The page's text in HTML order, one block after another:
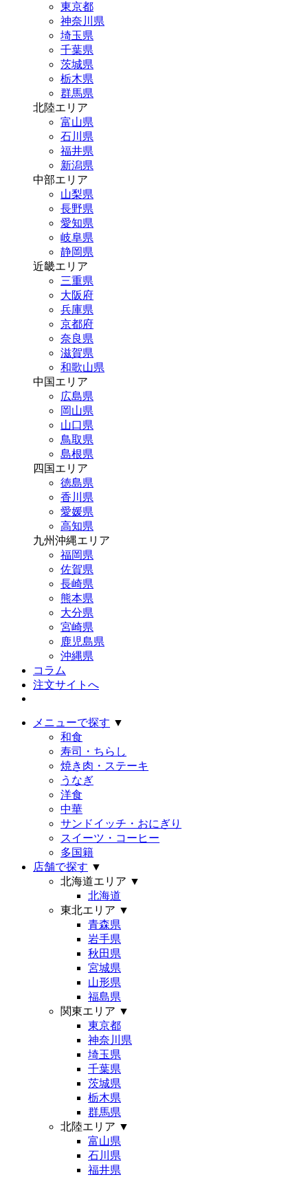
東京都
神奈川県
埼玉県
千葉県
茨城県
栃木県
群馬県
北陸エリア
富山県
石川県
福井県
新潟県
中部エリア
山梨県
長野県
愛知県
岐阜県
静岡県
近畿エリア
三重県
大阪府
兵庫県
京都府
奈良県
滋賀県
和歌山県
中国エリア
広島県
岡山県
山口県
鳥取県
島根県
四国エリア
徳島県
香川県
愛媛県
高知県
九州沖縄エリア
福岡県
佐賀県
長崎県
熊本県
大分県
宮崎県
鹿児島県
沖縄県
コラム
注文サイトへ
メニューで探す ▼
和食
寿司・ちらし
焼き肉・ステーキ
うなぎ
洋食
中華
サンドイッチ・おにぎり
スイーツ・コーヒー
多国籍
店舗で探す ▼
北海道エリア ▼
北海道
東北エリア ▼
青森県
岩手県
秋田県
宮城県
山形県
福島県
関東エリア ▼
東京都
神奈川県
埼玉県
千葉県
茨城県
栃木県
群馬県
北陸エリア ▼
富山県
石川県
福井県